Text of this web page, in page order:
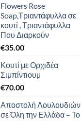
Flowers Rose
Soap,Τριαντάφυλλα σε
κουτί , Τριαντάφυλλα
Που Διαρκούν
€35.00
Κουτί με Ορχιδέα
Σιμπίντιουμ
€70.00
Αποστολή Λουλουδιών
σε Όλη την Ελλάδα – Το